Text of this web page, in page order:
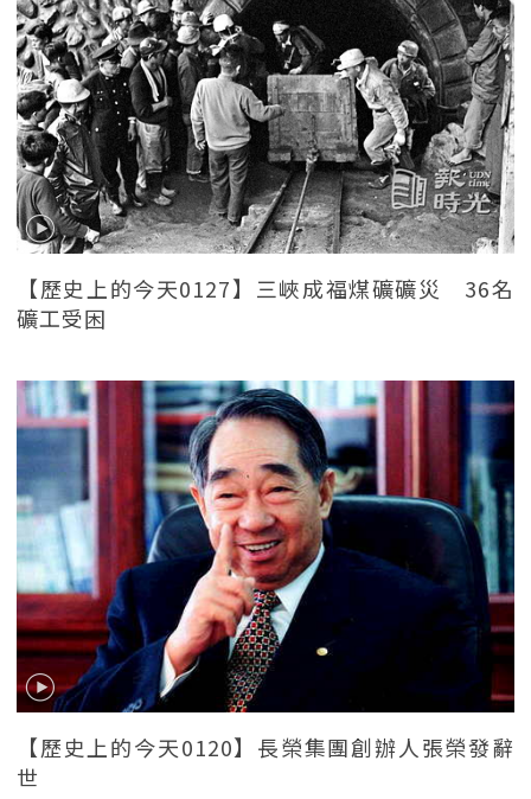
【歷史上的今天0127】三峽成福煤礦礦災 36名
礦工受困
【歷史上的今天0120】長榮集團創辦人張榮發辭
世